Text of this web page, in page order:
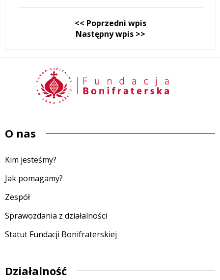
<< Poprzedni wpis
Następny wpis >>
O nas
Kim jesteśmy?
Jak pomagamy?
Zespół
Sprawozdania z działalności
Statut Fundacji Bonifraterskiej
Działalność